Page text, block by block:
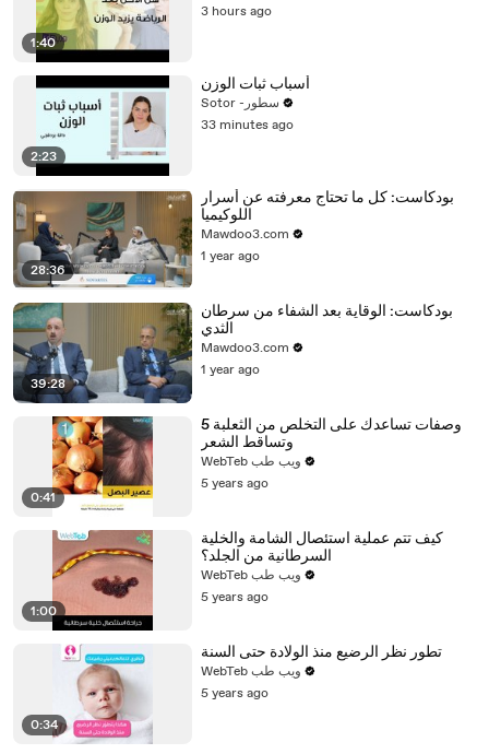
1:40
3 hours ago
2:23
أسباب ثبات الوزن
Sotor -سطور
33 minutes ago
28:36
بودكاست: كل ما تحتاج معرفته عن أسرار
اللوكيميا
Mawdoo3.com
1 year ago
39:28
بودكاست: الوقاية بعد الشفاء من سرطان
الثدي
Mawdoo3.com
1 year ago
0:41
5 وصفات تساعدك على التخلص من الثعلبة
وتساقط الشعر
WebTeb ويب طب
5 years ago
1:00
كيف تتم عملية استئصال الشامة والخلية
السرطانية من الجلد؟
WebTeb ويب طب
5 years ago
0:34
تطور نظر الرضيع منذ الولادة حتى السنة
WebTeb ويب طب
5 years ago